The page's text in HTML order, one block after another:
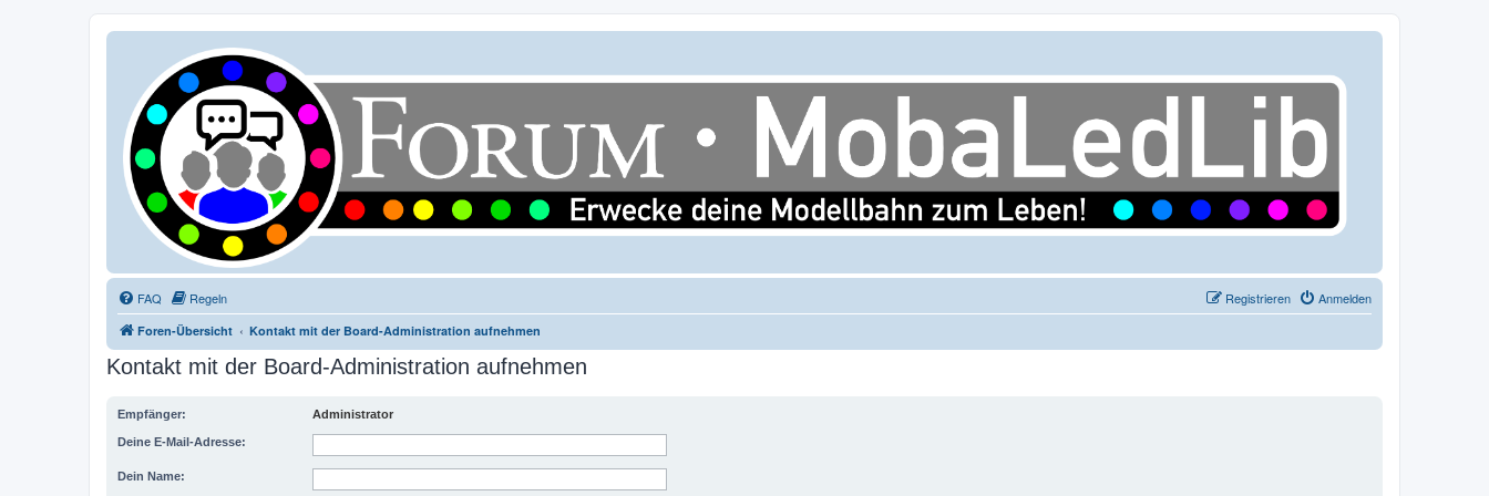
FAQ Regeln Anmelden
Registrieren
Foren-Übersicht Kontakt mit der Board-Administration aufnehmen
Kontakt mit der Board-Administration aufnehmen
Empfänger: Administrator
Deine E-Mail-Adresse:
Dein Name: